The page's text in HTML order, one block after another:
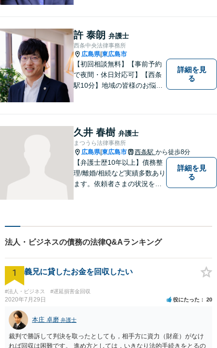
ている方は、すぐに弁護士に
ご相談ください。【JR海田市
駅から徒歩9分】
許 泰朗 弁護士
西条中央法律事務所
広島県|東広島市
【初回相談無料】【事前予約
で夜間・休日対応可】【西条
駅10分】地域の皆様のお悩み
相続など、お一人で抱えず是
非ご相談にいらしてくださ
い。
詳細を見
る
久井 春樹 弁護士
まつうら法律事務所
広島県|東広島市 西条駅 から徒歩8分
【弁護士歴10年以上】債務整
理/離婚/相続など実績多数あり
ます。依頼者さまの状況を十
ります。【ＪＲ「西条駅」か
ら8分】【駐車場あり】
詳細を見
る
法人・ビジネスの債務の法律Q&Aランキング
1 義兄に貸したお金を回収したい
#法人・ビジネス #遅延損害金回収
2020年7月29日 役にたった 20
本庄 卓磨 弁護士
裁判で勝訴して判決を取ったとしても，相手方に資力（財産）がなけ
れば回収は困難です。 進め方としては，いきなり法的手続きをとるの